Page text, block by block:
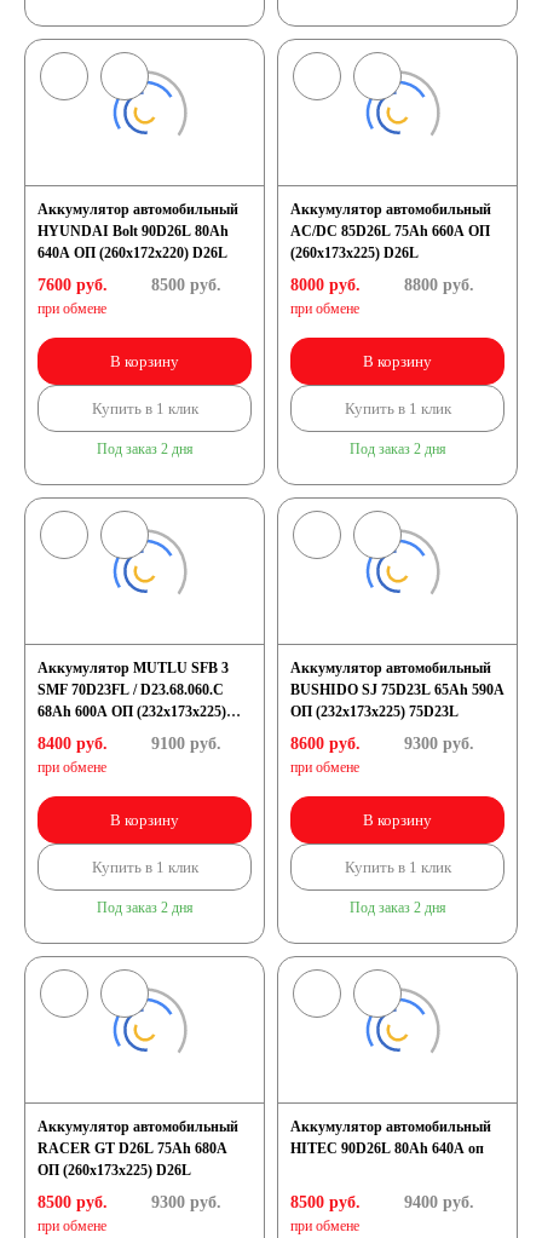
Аккумулятор автомобильный
HYUNDAI Bolt 90D26L 80Ah
640A ОП (260x172x220) D26L
7600 руб.
при обмене
8500руб.
В корзину
Купить в 1 клик
Под заказ 2 дня
Аккумулятор автомобильный
AC/DC 85D26L 75Ah 660A OП
(260x173x225) D26L
8000 руб.
при обмене
8800руб.
В корзину
Купить в 1 клик
Под заказ 2 дня
Аккумулятор MUTLU SFB 3
SMF 70D23FL / D23.68.060.C
68Ah 600A ОП (232x173x225)
D23L
8400 руб.
при обмене
9100руб.
В корзину
Купить в 1 клик
Под заказ 2 дня
Аккумулятор автомобильный
BUSHIDO SJ 75D23L 65Ah 590A
ОП (232x173x225) 75D23L
8600 руб.
при обмене
9300руб.
В корзину
Купить в 1 клик
Под заказ 2 дня
Аккумулятор автомобильный
RACER GT D26L 75Ah 680A
ОП (260х173х225) D26L
8500 руб.
при обмене
9300руб.
Аккумулятор автомобильный
HITEC 90D26L 80Ah 640A оп
8500 руб.
при обмене
9400руб.